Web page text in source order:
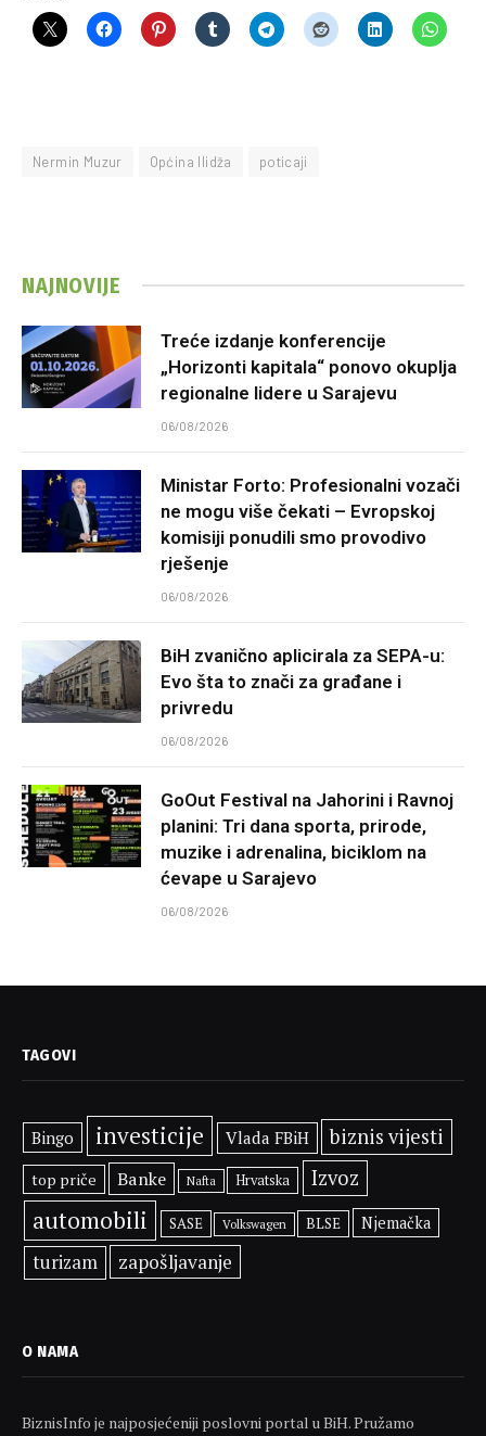
Nermin Muzur Općina Ilidža poticaji
NAJNOVIJE
Treće izdanje konferencije
„Horizonti kapitala“ ponovo okuplja
regionalne lidere u Sarajevu
06/08/2026
Ministar Forto: Profesionalni vozači
ne mogu više čekati – Evropskoj
komisiji ponudili smo provodivo
rješenje
06/08/2026
BiH zvanično aplicirala za SEPA-u:
Evo šta to znači za građane i
privredu
06/08/2026
GoOut Festival na Jahorini i Ravnoj
planini: Tri dana sporta, prirode,
muzike i adrenalina, biciklom na
ćevape u Sarajevo
06/08/2026
TAGOVI
Bingo investicije Vlada FBiH biznis vijesti
top priče Banke Nafta Hrvatska Izvoz
automobili SASE Volkswagen BLSE Njemačka
turizam zapošljavanje
O NAMA
BiznisInfo je najposjećeniji poslovni portal u BiH. Pružamo